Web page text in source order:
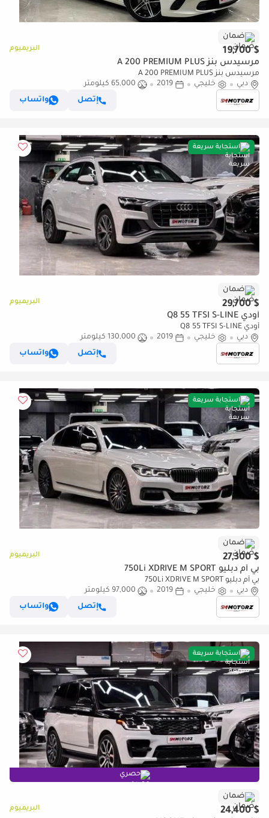
ضمان
$ 19,700 البريميوم
مرسيدس بنز A 200 PREMIUM PLUS
مرسيدس بنز A 200 PREMIUM PLUS
دبي
خليجي 2019
65,000 كيلومتر
إتصل
واتساب
استجابة سريعة
ضمان
$ 29,700 البريميوم
أودي Q8 55 TFSI S-LINE
أودي Q8 55 TFSI S-LINE
دبي
خليجي 2019
130,000 كيلومتر
إتصل
واتساب
استجابة سريعة
ضمان
$ 27,300 البريميوم
بي أم دبليو 750Li XDRIVE M SPORT
بي أم دبليو 750Li XDRIVE M SPORT
دبي
خليجي 2019
97,000 كيلومتر
إتصل
واتساب
استجابة سريعة
حصري
ضمان
$ 24,400 البريميوم